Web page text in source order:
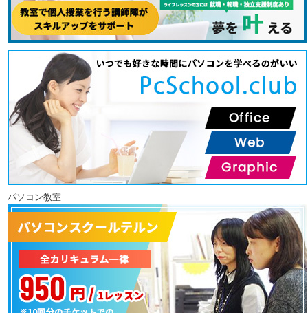
パソコン教室